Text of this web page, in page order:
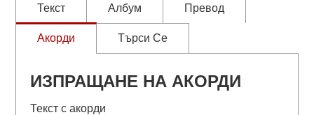
Текст Албум Превод
Акорди Търси Се
ИЗПРАЩАНЕ НА АКОРДИ
Текст с акорди